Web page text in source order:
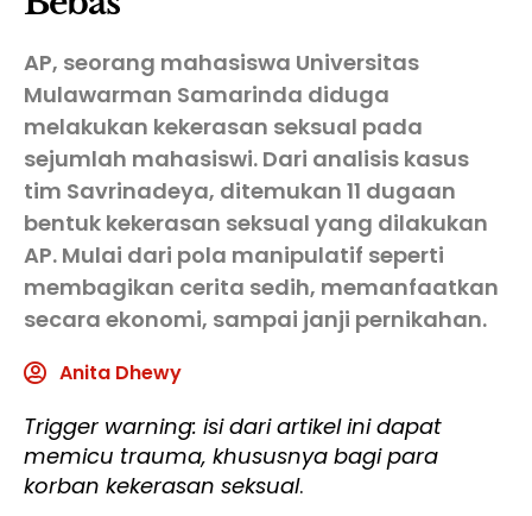
AP, seorang mahasiswa Universitas
Mulawarman Samarinda diduga
melakukan kekerasan seksual pada
sejumlah mahasiswi. Dari analisis kasus
tim Savrinadeya, ditemukan 11 dugaan
bentuk kekerasan seksual yang dilakukan
AP. Mulai dari pola manipulatif seperti
membagikan cerita sedih, memanfaatkan
secara ekonomi, sampai janji pernikahan.
Anita Dhewy
Trigger warning: isi dari artikel ini dapat
memicu trauma, khususnya bagi para
korban kekerasan seksual.